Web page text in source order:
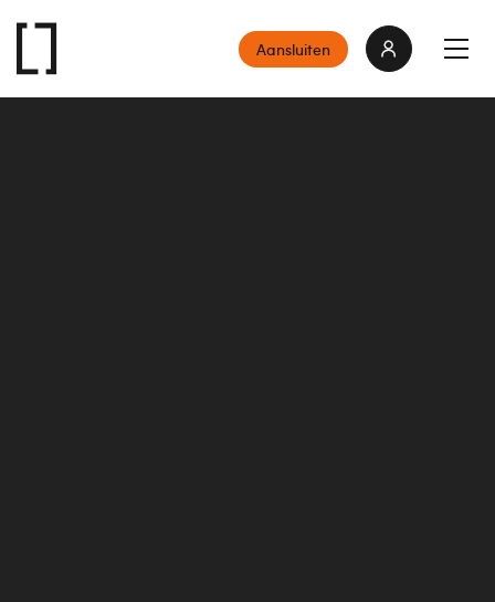
Aansluiten